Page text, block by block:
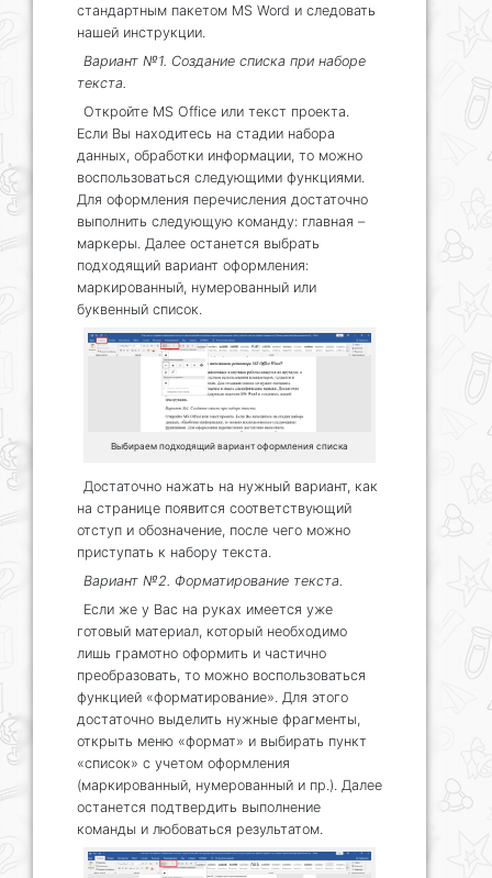
стандартным пакетом MS Word и следовать
нашей инструкции.
Вариант №1. Создание списка при наборе
текста.
Откройте MS Office или текст проекта.
Если Вы находитесь на стадии набора
данных, обработки информации, то можно
воспользоваться следующими функциями.
Для оформления перечисления достаточно
выполнить следующую команду: главная –
маркеры. Далее останется выбрать
подходящий вариант оформления:
маркированный, нумерованный или
буквенный список.
Выбираем подходящий вариант оформления списка
Достаточно нажать на нужный вариант, как
на странице появится соответствующий
отступ и обозначение, после чего можно
приступать к набору текста.
Вариант №2. Форматирование текста.
Если же у Вас на руках имеется уже
готовый материал, который необходимо
лишь грамотно оформить и частично
преобразовать, то можно воспользоваться
функцией «форматирование». Для этого
достаточно выделить нужные фрагменты,
открыть меню «формат» и выбирать пункт
«список» с учетом оформления
(маркированный, нумерованный и пр.). Далее
останется подтвердить выполнение
команды и любоваться результатом.